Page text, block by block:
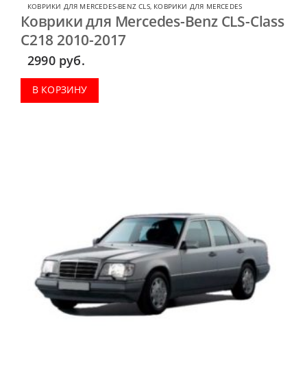
КОВРИКИ ДЛЯ MERCEDES-BENZ CLS, КОВРИКИ ДЛЯ MERCEDES
Коврики для Mercedes-Benz CLS-Class
C218 2010-2017
2990 руб.
В КОРЗИНУ